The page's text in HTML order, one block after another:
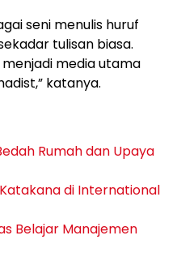
seni menulis huruf
tulisan biasa.
media utama
katanya.
Rumah dan Upaya
di International
Belajar Manajemen